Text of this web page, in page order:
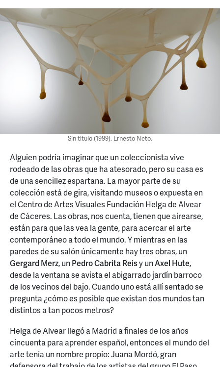
Sin título (1999). Ernesto Neto.
Alguien podría imaginar que un coleccionista vive
rodeado de las obras que ha atesorado, pero su casa es
de una sencillez espartana. La mayor parte de su
colección está de gira, visitando museos o expuesta en
el Centro de Artes Visuales Fundación Helga de Alvear
de Cáceres. Las obras, nos cuenta, tienen que airearse,
están para que las vea la gente, para acercar el arte
contemporáneo a todo el mundo. Y mientras en las
paredes de su salón únicamente hay tres obras, un
Gergard Merz, unPedro Cabrita Reisy unAxel Hute,
desde la ventana se avista el abigarrado jardín barroco
de los vecinos del bajo. Cuando uno está allí sentado se
pregunta ¿cómo es posible que existan dos mundos tan
distintos a tan pocos metros?
Helga de Alvear llegó a Madrid a finales de los años
cincuenta para aprender español, entonces el mundo del
arte tenía un nombre propio: Juana Mordó, gran